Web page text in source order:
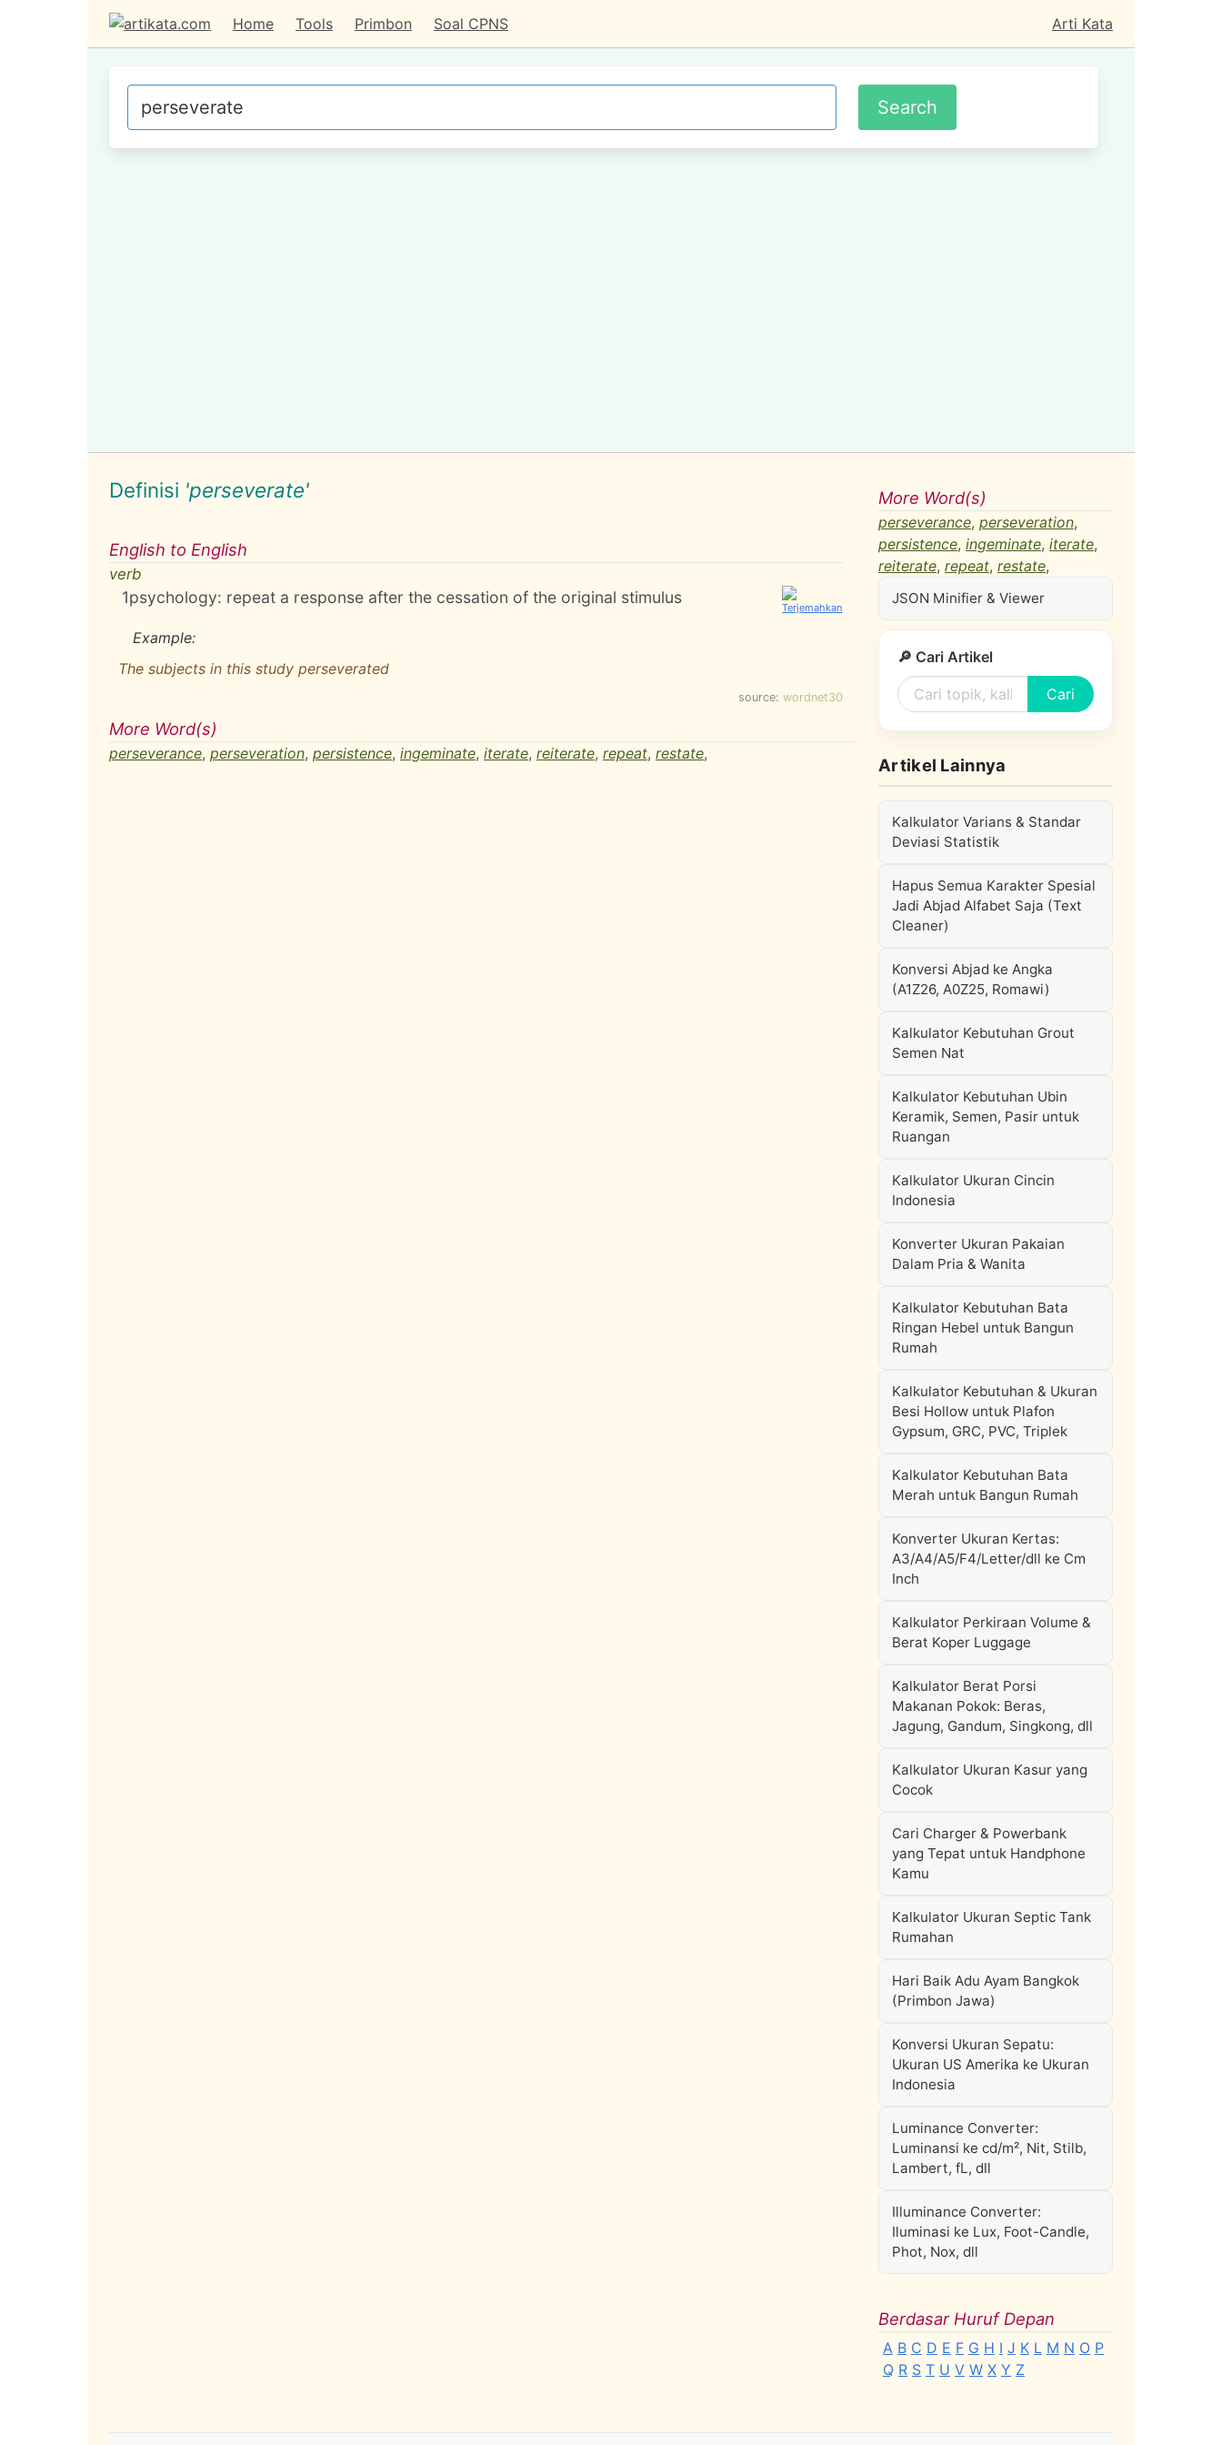
Home Tools Primbon Soal CPNS Arti Kata
Definisi 'perseverate'
English to English
verb
1psychology: repeat a response after the cessation of the original stimulus
Example:
The subjects in this study perseverated
source: wordnet30
More Word(s)
perseverance, perseveration, persistence, ingeminate, iterate, reiterate, repeat, restate,
More Word(s)
perseverance, perseveration,
persistence, ingeminate, iterate,
reiterate, repeat, restate,
JSON Minifier & Viewer
🔎 Cari Artikel
Cari
Artikel Lainnya
Kalkulator Varians & Standar
Deviasi Statistik
Hapus Semua Karakter Spesial
Jadi Abjad Alfabet Saja (Text
Cleaner)
Konversi Abjad ke Angka
(A1Z26, A0Z25, Romawi)
Kalkulator Kebutuhan Grout
Semen Nat
Kalkulator Kebutuhan Ubin
Keramik, Semen, Pasir untuk
Ruangan
Kalkulator Ukuran Cincin
Indonesia
Konverter Ukuran Pakaian
Dalam Pria & Wanita
Kalkulator Kebutuhan Bata
Ringan Hebel untuk Bangun
Rumah
Kalkulator Kebutuhan & Ukuran
Besi Hollow untuk Plafon
Gypsum, GRC, PVC, Triplek
Kalkulator Kebutuhan Bata
Merah untuk Bangun Rumah
Konverter Ukuran Kertas:
A3/A4/A5/F4/Letter/dll ke Cm
Inch
Kalkulator Perkiraan Volume &
Berat Koper Luggage
Kalkulator Berat Porsi
Makanan Pokok: Beras,
Jagung, Gandum, Singkong, dll
Kalkulator Ukuran Kasur yang
Cocok
Cari Charger & Powerbank
yang Tepat untuk Handphone
Kamu
Kalkulator Ukuran Septic Tank
Rumahan
Hari Baik Adu Ayam Bangkok
(Primbon Jawa)
Konversi Ukuran Sepatu:
Ukuran US Amerika ke Ukuran
Indonesia
Luminance Converter:
Luminansi ke cd/m², Nit, Stilb,
Lambert, fL, dll
Illuminance Converter:
Iluminasi ke Lux, Foot-Candle,
Phot, Nox, dll
Berdasar Huruf Depan
A B C D E F G H I J K L M N O P
Q R S T U V W X Y Z